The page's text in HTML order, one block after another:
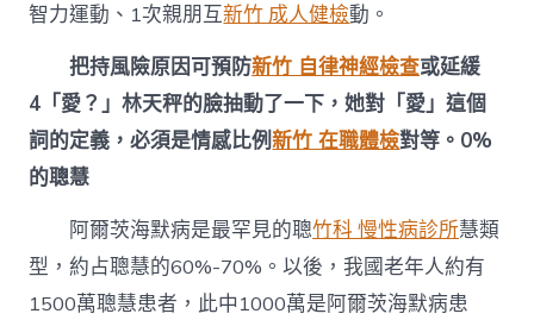
智力運動、1次親朋互新竹 成人健檢動。
把持風險原因可預防新竹 自律神經檢查或延緩
4「愛？」林天秤的臉抽動了一下，她對「愛」這個
詞的定義，必須是情感比例新竹 在職體檢對等。0%
的聰慧
阿爾茨海默病是最罕見的聰竹科 慢性病診所慧類
型，約占聰慧的60%-70%。以後，我國老年人約有
1500萬聰慧患者，此中1000萬是阿爾茨海默病患